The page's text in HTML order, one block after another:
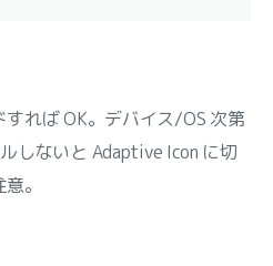
れば OK。デバイス/OS 次第
しないと Adaptive Icon に切
。